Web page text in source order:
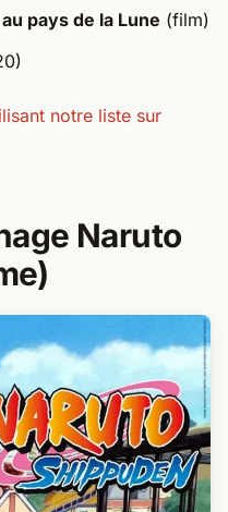
pays de la Lune (film)
notre liste sur
Naruto